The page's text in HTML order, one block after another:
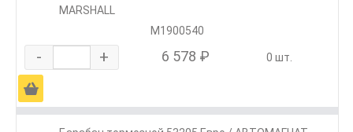
MARSHALL
M1900540
- + 6 578 ₽ 0 шт.
Ä